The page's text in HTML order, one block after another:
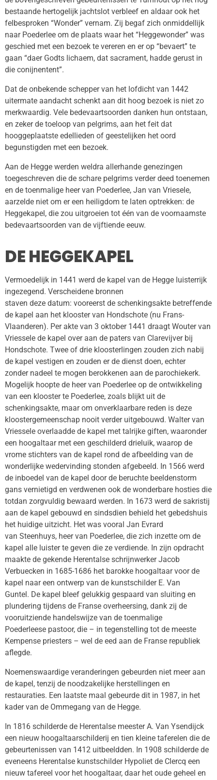
bestaande hertogelijk jachtslot verbleef en aldaar ook het
felbesproken “Wonder” vernam. Zij begaf zich onmiddellijk
naar Poederlee om de plaats waar het “Heggewonder” was
geschied met een bezoek te vereren en er op “bevaert” te
gaan “daer Godts lichaem, dat sacrament, hadde gerust in
die conijnentent”.
Dat de onbekende schepper van het lofdicht van 1442
uitermate aandacht schenkt aan dit hoog bezoek is niet zo
merkwaardig. Vele bedevaartsoorden danken hun ontstaan,
en zeker de toeloop van pelgrims, aan het feit dat
hooggeplaatste edellieden of geestelijken het oord
begunstigden met een bezoek.
Aan de Hegge werden weldra allerhande genezingen
toegeschreven die de schare pelgrims verder deed toenemen
en de toenmalige heer van Poederlee, Jan van Vriesele,
aarzelde niet om er een heiligdom te laten optrekken: de
Heggekapel, die zou uitgroeien tot één van de voornaamste
bedevaartsoorden van de vijftiende eeuw.
DE HEGGEKAPEL
Vermoedelijk in 1441 werd de kapel van de Hegge luisterrijk
ingezegend. Verscheidene bronnen
staven deze datum: vooreerst de schenkingsakte betreffende
de kapel aan het klooster van Hondschote (nu Frans-
Vlaanderen). Per akte van 3 oktober 1441 draagt Wouter van
Vriessele de kapel over aan de paters van Clarevijver bij
Hondschote. Twee of drie kloosterlingen zouden zich nabij
de kapel vestigen en zouden er de dienst doen, echter
zonder nadeel te mogen berokkenen aan de parochiekerk.
Mogelijk hoopte de heer van Poederlee op de ontwikkeling
van een klooster te Poederlee, zoals blijkt uit de
schenkingsakte, maar om onverklaarbare reden is deze
kloostergemeenschap nooit verder uitgebouwd. Walter van
Vriessele overlaadde de kapel met talrijke giften, waaronder
een hoogaltaar met een geschilderd drieluik, waarop de
vrome stichters van de kapel rond de afbeelding van de
wonderlijke wedervinding stonden afgebeeld. In 1566 werd
de inboedel van de kapel door de beruchte beeldenstorm
gans vernietigd en verdwenen ook de wonderbare hosties die
totdan zorgvuldig bewaard werden. In 1673 werd de sakristij
aan de kapel gebouwd en sindsdien behield het gebedshuis
het huidige uitzicht. Het was vooral Jan Evrard
van Steenhuys, heer van Poederlee, die zich inzette om de
kapel alle luister te geven die ze verdiende. In zijn opdracht
maakte de gekende Herentalse schrijnwerker Jacob
Verbuecken in 1685-1686 het barokke hoogaltaar voor de
kapel naar een ontwerp van de kunstschilder E. Van
Guntel. De kapel bleef gelukkig gespaard van sluiting en
plundering tijdens de Franse overheersing, dank zij de
vooruitziende handelswijze van de toenmalige
Poederleese pastoor, die – in tegenstelling tot de meeste
Kempense priesters – wel de eed aan de Franse republiek
aflegde.
Noemenswaardige veranderingen gebeurden niet meer aan
de kapel, tenzij de noodzakelijke herstellingen en
restauraties. Een laatste maal gebeurde dit in 1987, in het
kader van de Ommegang van de Hegge.
In 1816 schilderde de Herentalse meester A. Van Ysendijck
een nieuw hoogaltaarschilderij en tien kleine taferelen die de
gebeurtenissen van 1412 uitbeeldden. In 1908 schilderde de
eveneens Herentalse kunstschilder Hypoliet de Clercq een
nieuw tafereel voor het hoogaltaar, daar het oude geheel en